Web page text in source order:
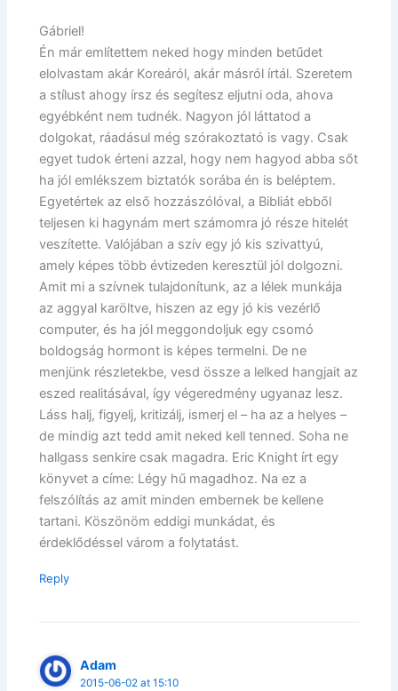
Gábriel!
Én már említettem neked hogy minden betűdet
elolvastam akár Koreáról, akár másról írtál. Szeretem
a stílust ahogy írsz és segítesz eljutni oda, ahova
egyébként nem tudnék. Nagyon jól láttatod a
dolgokat, ráadásul még szórakoztató is vagy. Csak
egyet tudok érteni azzal, hogy nem hagyod abba sőt
ha jól emlékszem biztatók sorába én is beléptem.
Egyetértek az első hozzászólóval, a Bibliát ebből
teljesen ki hagynám mert számomra jó része hitelét
veszítette. Valójában a szív egy jó kis szivattyú,
amely képes több évtizeden keresztül jól dolgozni.
Amit mi a szívnek tulajdonítunk, az a lélek munkája
az aggyal karöltve, hiszen az egy jó kis vezérlő
computer, és ha jól meggondoljuk egy csomó
boldogság hormont is képes termelni. De ne
menjünk részletekbe, vesd össze a lelked hangjait az
eszed realitásával, így végeredmény ugyanaz lesz.
Láss halj, figyelj, kritizálj, ismerj el – ha az a helyes –
de mindig azt tedd amit neked kell tenned. Soha ne
hallgass senkire csak magadra. Eric Knight írt egy
könyvet a címe: Légy hű magadhoz. Na ez a
felszólítás az amit minden embernek be kellene
tartani. Köszönöm eddigi munkádat, és
érdeklődéssel várom a folytatást.
Reply
Adam
2015-06-02 at 15:10